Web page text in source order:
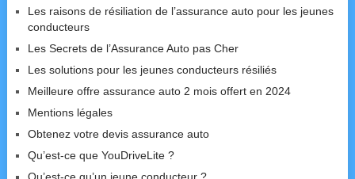
Les raisons de résiliation de l’assurance auto pour les jeunes
conducteurs
Les Secrets de l’Assurance Auto pas Cher
Les solutions pour les jeunes conducteurs résiliés
Meilleure offre assurance auto 2 mois offert en 2024
Mentions légales
Obtenez votre devis assurance auto
Qu’est-ce que YouDriveLite ?